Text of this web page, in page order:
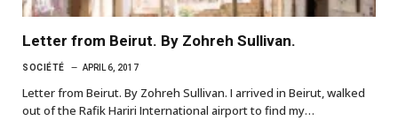
Letter from Beirut. By Zohreh Sullivan.
SOCIÉTÉ APRIL 6, 2017
Letter from Beirut. By Zohreh Sullivan. I arrived in Beirut, walked
out of the Rafik Hariri International airport to find my…